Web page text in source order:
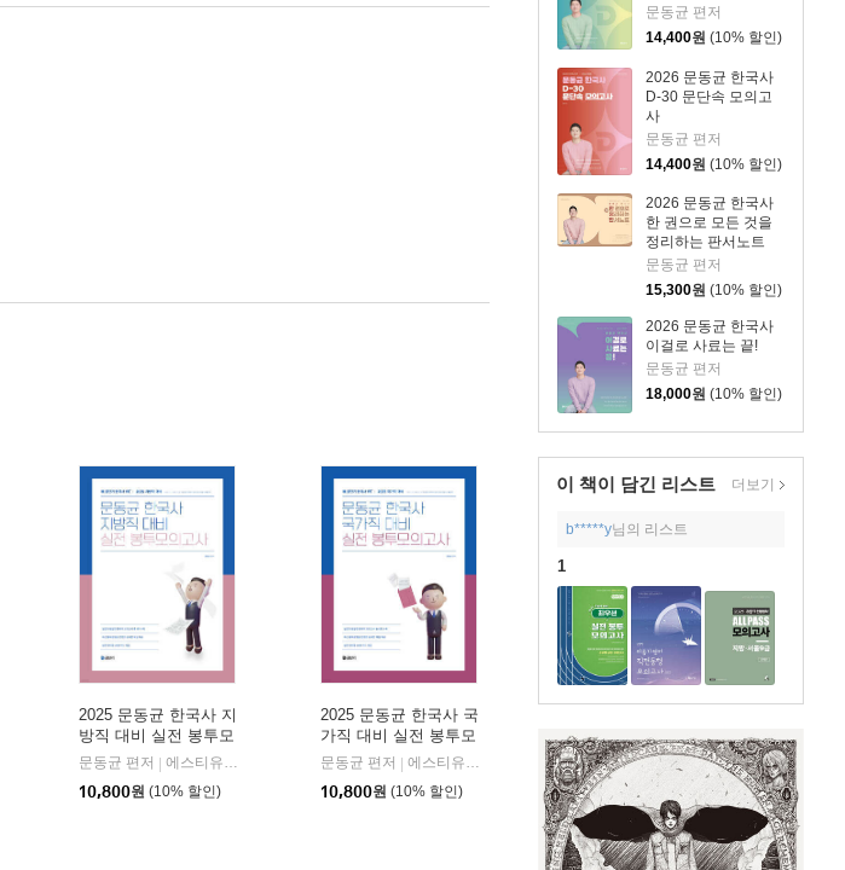
문동균 편저
14,400원 (10% 할인)
2026 문동균 한국사
D-30 문단속 모의고
사
문동균 편저
14,400원 (10% 할인)
2026 문동균 한국사
한 권으로 모든 것을
정리하는 판서노트
문동균 편저
15,300원 (10% 할인)
2026 문동균 한국사
이걸로 사료는 끝!
문동균 편저
18,000원 (10% 할인)
이 책이 담긴 리스트 더보기
b*****y님의 리스트
1
2025 문동균 한국사 지
방직 대비 실전 봉투모
의고사
문동균 편저
에스티유니타스
10,800원 (10% 할인)
2025 문동균 한국사 국
가직 대비 실전 봉투모
의고사
문동균 편저
에스티유니타스
10,800원 (10% 할인)